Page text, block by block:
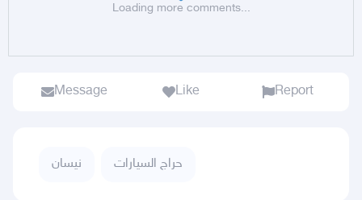
Loading more comments...
Message Like Report
نيسان حراج السيارات